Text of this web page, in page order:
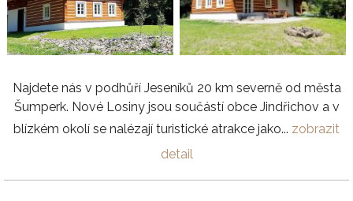
Najdete nás v podhůří Jeseníků 20 km severně od města
Šumperk. Nové Losiny jsou součástí obce Jindřichov a v
blízkém okolí se nalézají turistické atrakce jako... zobrazit
detail